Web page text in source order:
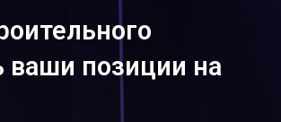
ваши позиции на